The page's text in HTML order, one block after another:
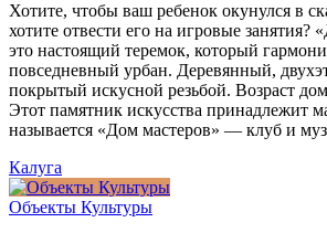
Хотите, чтобы ваш ребенок окунулся в
хотите отвести его на игровые
это настоящий теремок, который
повседневный урбан. Деревянный,
покрытый искусной резьбой. Возраст
Этот памятник искусства принадлежит
называется «Дом мастеров» — клуб и
Калуга
Объекты Культуры